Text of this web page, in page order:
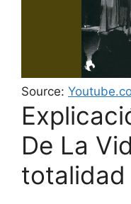
Source:
De La
totalidad